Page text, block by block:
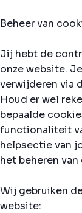
Beheer van
Jij hebt de
onze website.
verwijderen via
Houd er wel
bepaalde
functionaliteit
helpsectie van
het beheren
Wij gebruiken
website: